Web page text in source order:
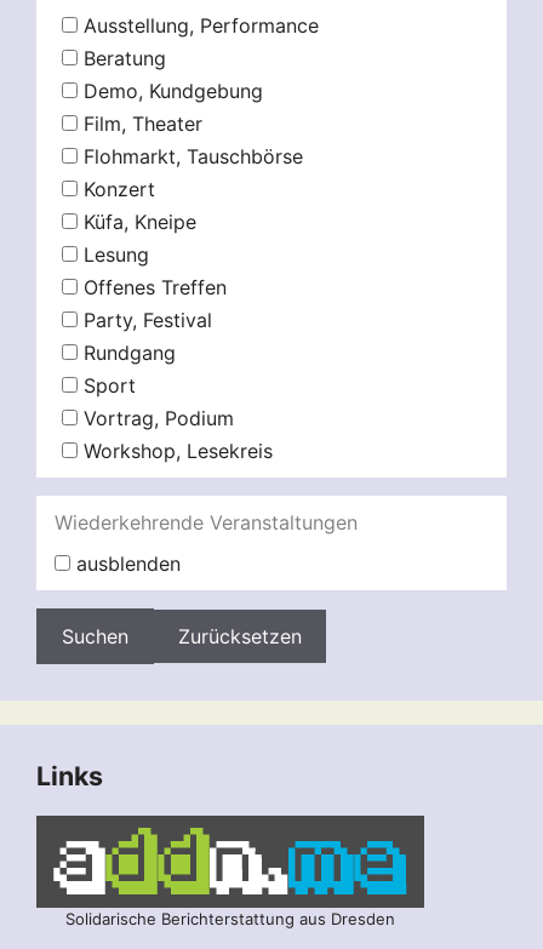
Ausstellung, Performance
Beratung
Demo, Kundgebung
Film, Theater
Flohmarkt, Tauschbörse
Konzert
Küfa, Kneipe
Lesung
Offenes Treffen
Party, Festival
Rundgang
Sport
Vortrag, Podium
Workshop, Lesekreis
Wiederkehrende Veranstaltungen
ausblenden
Zurücksetzen
Links
Solidarische Berichterstattung aus Dresden